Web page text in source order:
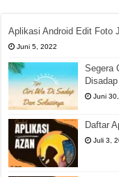
Aplikasi Android Edit Foto
Juni 5, 2022
Segera
Juni
Daftar
Juli 3,